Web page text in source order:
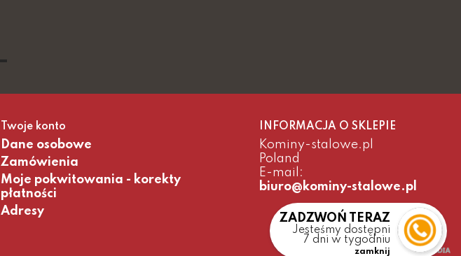
Twoje konto
Dane osobowe
Zamówienia
Moje pokwitowania - korekty
płatności
Adresy
INFORMACJA O SKLEPIE
Kominy-stalowe.pl
Poland
E-mail:
biuro@kominy-stalowe.pl
ZADZWOŃ TERAZ
Jesteśmy dostępni
7 dni w tygodniu
zamknij